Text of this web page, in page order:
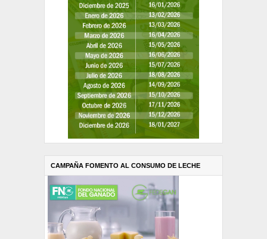
CAMPAÑA FOMENTO AL CONSUMO DE LECHE